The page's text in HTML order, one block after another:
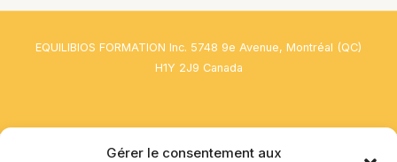
Gérer le consentement aux
EQUILIBIOS FORMATION Inc. 5748 9e Avenue, Montréal (QC)
H1Y 2J9 Canada